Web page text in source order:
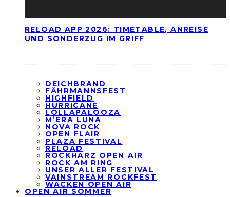
RELOAD APP 2026: TIMETABLE, ANREISE
UND SONDERZUG IM GRIFF
DEICHBRAND
FÄHRMANNSFEST
HIGHFIELD
HURRICANE
LOLLAPALOOZA
M’ERA LUNA
NOVA ROCK
OPEN FLAIR
PLAZA FESTIVAL
RELOAD
ROCKHARZ OPEN AIR
ROCK AM RING
UNSER ALLER FESTIVAL
VAINSTREAM ROCKFEST
WACKEN OPEN AIR
OPEN AIR SOMMER